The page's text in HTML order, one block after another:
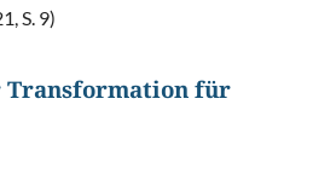
S. 9)
Transformation für